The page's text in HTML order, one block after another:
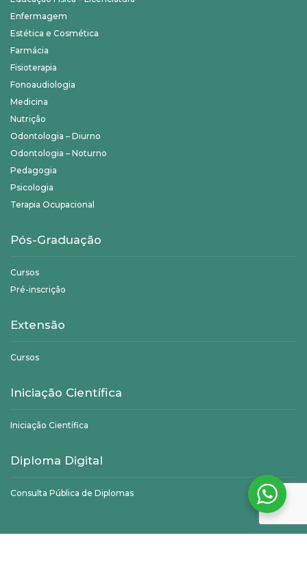
Enfermagem
Estética e Cosmética
Farmácia
Fisioterapia
Fonoaudiologia
Medicina
Nutrição
Odontologia – Diurno
Odontologia – Noturno
Pedagogia
Psicologia
Terapia Ocupacional
Pós-Graduação
Cursos
Pré-inscrição
Extensão
Cursos
Iniciação Científica
Iniciação Científica
Diploma Digital
Consulta Pública de Diplomas